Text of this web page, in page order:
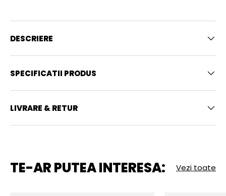
DESCRIERE
SPECIFICATII PRODUS
LIVRARE & RETUR
TE-AR PUTEA INTERESA: Vezi toate